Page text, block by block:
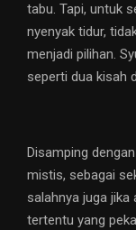
tabu. Tapi, untuk
nyenyak tidur,
menjadi pilihan.
seperti dua kisah
Disamping
mistis, sebagai
salahnya juga
tertentu yang